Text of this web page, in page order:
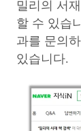
밀리의 서
할 수 있습
과를 문의
있습니다.